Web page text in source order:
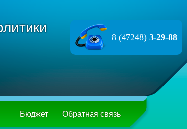
8 (47248) 3-29-88
Бюджет Обратная связь